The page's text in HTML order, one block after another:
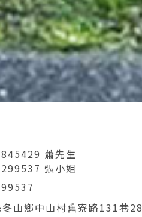
蕭先生
張小姐
冬山鄉中山村舊寮路131巷28